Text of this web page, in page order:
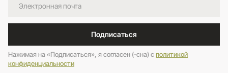
Подписаться
Нажимая на «Подписаться», я согласен (-сна) cполитикой
конфиденциальности